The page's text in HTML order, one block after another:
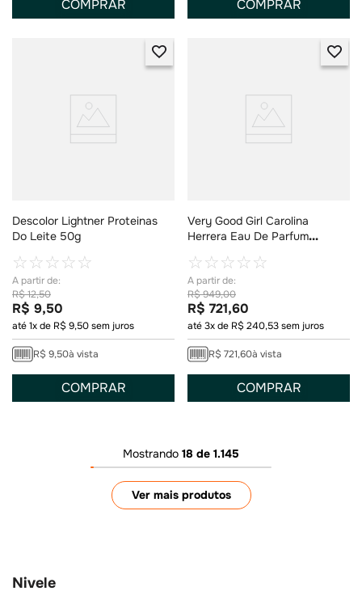
COMPRAR COMPRAR
Descolor Lightner Proteinas
Do Leite 50g
☆☆☆☆☆
R$12,50
R$ 9,50
até1x de R$9,50sem juros
R$ 9,50à vista
COMPRAR
Very Good Girl Carolina
Herrera Eau De Parfum
☆☆☆☆☆
R$949,00
R$ 721,60
até3x de R$240,53sem juros
R$ 721,60à vista
COMPRAR
Mostrando 18 de 1.145
Nivele